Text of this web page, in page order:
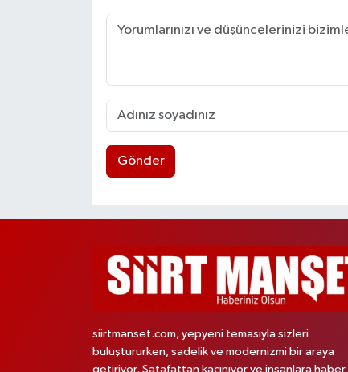
Gönder
siirtmanset.com, yepyeni temasıyla sizleri
buluştururken, sadelik ve modernizmi bir araya
getiriyor. Şatafattan kaçınıyor ve insanlara haber